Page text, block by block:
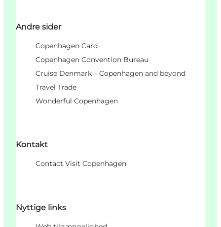
Andre sider
Copenhagen Card
Copenhagen Convention Bureau
Cruise Denmark – Copenhagen and beyond
Travel Trade
Wonderful Copenhagen
Kontakt
Contact Visit Copenhagen
Nyttige links